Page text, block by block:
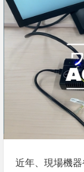
近年、現場機